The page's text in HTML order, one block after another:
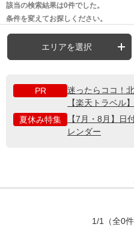
該当の検索結果は0件でした。
条件を変えてお探しください。
エリアを選択
PR
迷ったらココ！
【楽天トラベル】
夏休み特集
【7月・8月】日
レンダー
1/1 （全0